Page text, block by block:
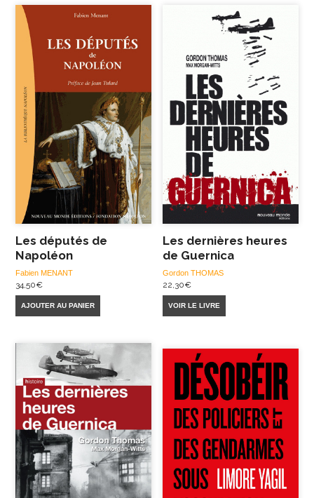
Les députés de
Napoléon
Fabien MENANT
34,50€
AJOUTER AU PANIER
Les dernières heures
de Guernica
Gordon THOMAS
22,30€
VOIR LE LIVRE